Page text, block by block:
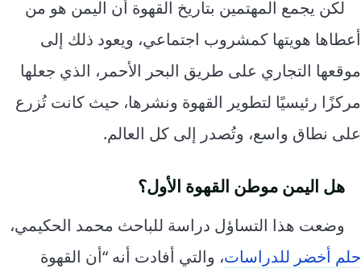
لكن يجمع المهتمين بتاريخ القهوة أن اليمن هو من
أعطاها هويتها كمشروب اجتماعي، ويعود ذلك إلى
موقعها التجاري على طريق البحر الأحمر، الذي جعلها
مركزًا رئيسيًا لتطوير القهوة ونشرها، حيث كانت تُزرع
على نطاق واسع، وتُصدر إلى كل العالم.
هل اليمن موطن القهوة الأول؟
وضعت هذا التساؤل دراسة للباحث محمد الحكيمي،
حلم أخضر للدراسات، والتي أفادت أنه “أن القهوة